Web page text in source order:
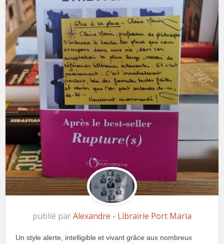
publié parAlexandre - Librairie Port Maria
Un style alerte, intelligible et vivant grâce aux nombreux